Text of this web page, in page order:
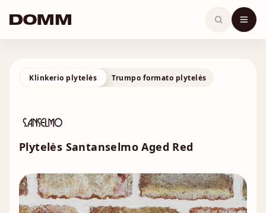
content
Klinkerio plytelės Trumpo formato plytelės
Plytelės Santanselmo Aged Red